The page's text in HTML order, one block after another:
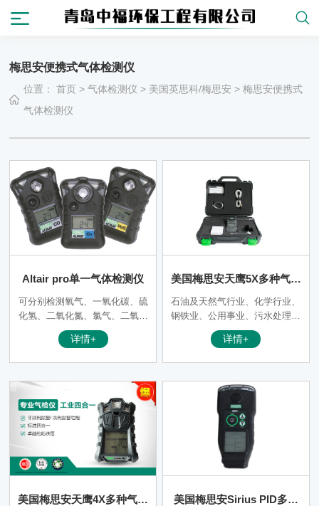
梅思安便携式气体检测仪
位置：首页 >气体检测仪 > 美国英思科/梅思安 >梅思安便携式
气体检测仪
Altair pro单一气体检测仪
可分别检测氧气、一氧化碳、硫
化氢、二氧化氮、氯气、二氧化
氯、二氧化硫、氨气、氰化氢、
磷化氢、臭氧等13种有毒气体
详情+
美国梅思安天鹰5X多种气体
检测仪
石油及天然气行业、化学行业、
钢铁业、公用事业、污水处理、
民用工程、Altair4工业领域、消
防行业。
详情+
美国梅思安天鹰4X多种气体
美国梅思安Sirius PID多种